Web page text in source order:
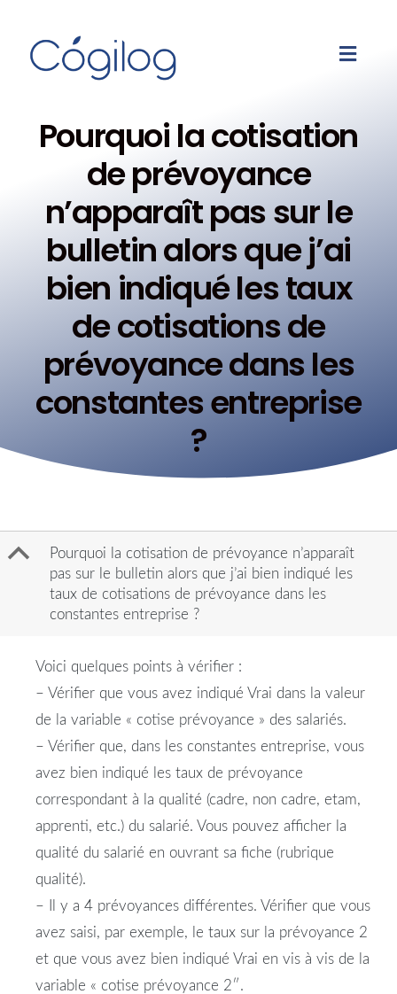
Pourquoi la cotisation
de prévoyance
n’apparaît pas sur le
bulletin alors que j’ai
bien indiqué les taux
de cotisations de
prévoyance dans les
constantes entreprise
?
B
Pourquoi la cotisation de prévoyance n’apparaît
pas sur le bulletin alors que j’ai bien indiqué les
taux de cotisations de prévoyance dans les
constantes entreprise ?
Voici quelques points à vérifier :
– Vérifier que vous avez indiqué Vrai dans la valeur
de la variable « cotise prévoyance » des salariés.
– Vérifier que, dans les constantes entreprise, vous
avez bien indiqué les taux de prévoyance
correspondant à la qualité (cadre, non cadre, etam,
apprenti, etc.) du salarié. Vous pouvez afficher la
qualité du salarié en ouvrant sa fiche (rubrique
qualité).
– Il y a 4 prévoyances différentes. Vérifier que vous
avez saisi, par exemple, le taux sur la prévoyance 2
et que vous avez bien indiqué Vrai en vis à vis de la
variable « cotise prévoyance 2″.